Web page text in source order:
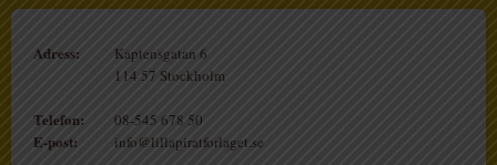
Adress:
Kaptensgatan 6
114 57 Stockholm
Telefon: 08-545 678 50
E-post: info@lillapiratforlaget.se